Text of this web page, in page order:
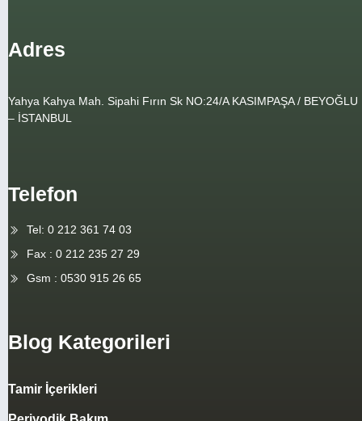
Adres
Yahya Kahya Mah. Sipahi Fırın Sk NO:24/A KASIMPAŞA / BEYOĞLU
– İSTANBUL
Telefon
Tel: 0 212 361 74 03
Fax : 0 212 235 27 29
Gsm : 0530 915 26 65
Blog Kategorileri
Tamir İçerikleri